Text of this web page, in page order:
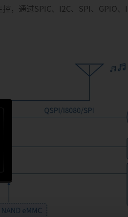
，通过SPIC、I2C、SPI、GPIO